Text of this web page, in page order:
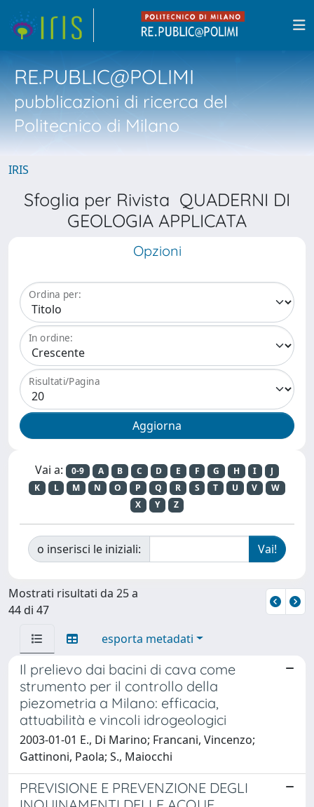
RE.PUBLIC@POLIMI
pubblicazioni di ricerca del
Politecnico di Milano
IRIS
Sfoglia per Rivista QUADERNI DI
GEOLOGIA APPLICATA
Opzioni
Ordina per:
In ordine:
Risultati/Pagina
Vai a: 0-9 A B C D E F G H I
J
K
L M N O P Q R S T U V
W
X
Y Z
o inserisci le iniziali:
Mostrati risultati da 25 a
44 di 47
esporta metadati
Il prelievo dai bacini di cava come
strumento per il controllo della
piezometria a Milano: efficacia,
attuabilità e vincoli idrogeologici
2003-01-01 E., Di Marino; Francani, Vincenzo;
Gattinoni, Paola; S., Maiocchi
PREVISIONE E PREVENZIONE DEGLI